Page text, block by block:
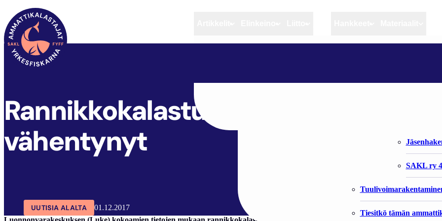
Artikkelit Elinkeino
Rannikko ja
Elinkeinokalatalouden
Kalat ja kalatalous
Vahinkoeläimet
Tiesitkö tämän
Liitto
Liiton
SAKL ry
SAKL ARTIKKELIT
Rannikkokalastuksen liikevaihto
vähentynyt
UUTISIA ALALTA
01.12.2017